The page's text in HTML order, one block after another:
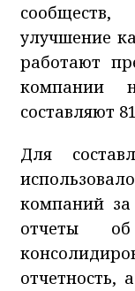
улучшение
работают
компании
составляют
Для
компаний за
отчеты об
отчетность,